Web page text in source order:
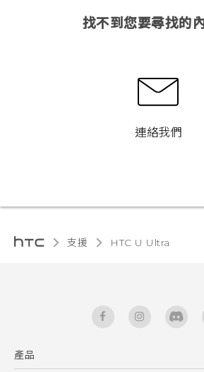
找不到您要尋找的
連絡我們
支援 HTC U Ultra‎
產品